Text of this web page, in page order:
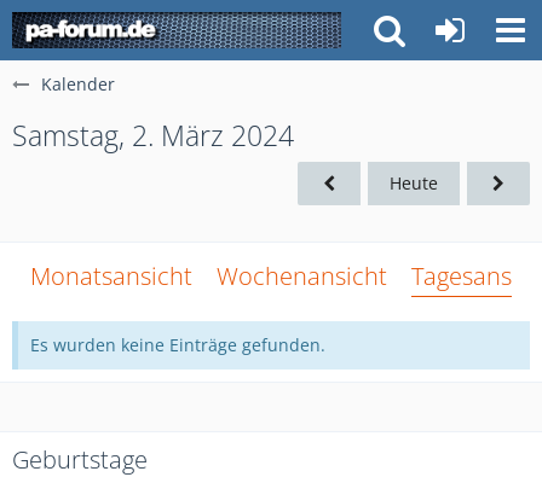
Kalender
Samstag, 2. März 2024
Heute
Monatsansicht Wochenansicht
Es wurden keine Einträge gefunden.
Geburtstage